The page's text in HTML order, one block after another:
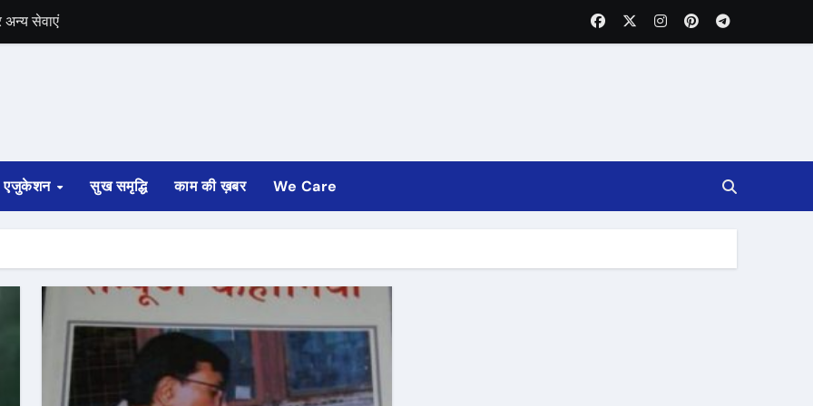
सेवाएं
पटरी से उतरी
एजुकेशन सुख समृद्धि काम की ख़बर We Care